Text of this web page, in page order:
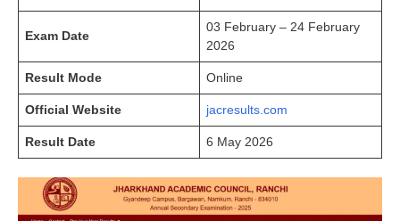
Exam Date
03 February – 24 February
2026
Result Mode Online
Official Website jacresults.com
Result Date 6 May 2026